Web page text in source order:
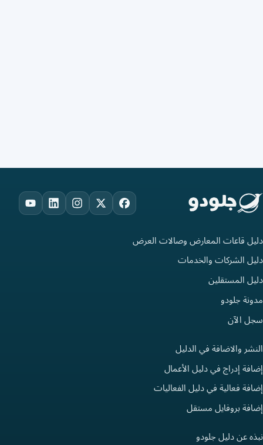
Facebook
X
Instagram
LinkedIn
دليل قاعات المعارض وصالات العرض
دليل الشركات والخدمات
دليل المستقلين
مدونة جلودو
سجل الآن
النشر والاضافة في الدليل
إضافة إدراج في دليل الأعمال
إضافة فعالية في دليل الفعاليات
إضافة بروفايل مستقل
نبذه عن دليل جلودو